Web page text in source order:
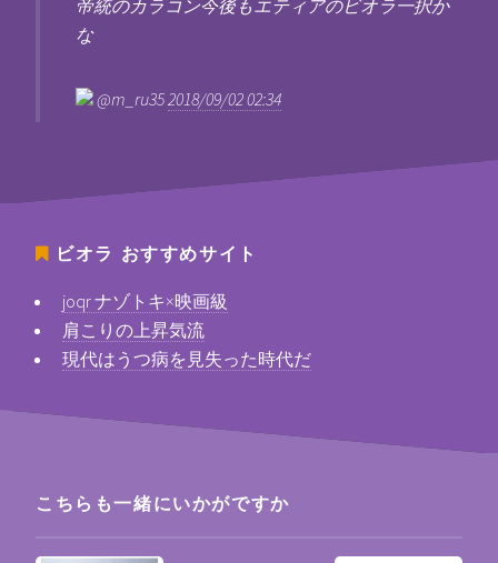
帝統のカラコン今後もエティアのビオラ一択か
な
@m_ru352018/09/02 02:34
ビオラ おすすめサイト
joqr ナゾトキ×映画級
肩こりの上昇気流
現代はうつ病を見失った時代だ
こちらも一緒にいかがですか